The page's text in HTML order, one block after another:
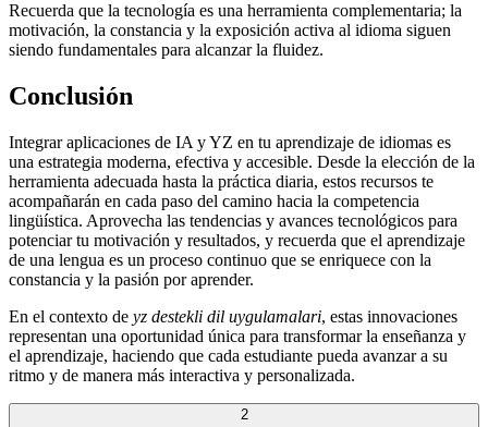
Recuerda que la tecnología es una herramienta complementaria; la
motivación, la constancia y la exposición activa al idioma siguen
siendo fundamentales para alcanzar la fluidez.
Conclusión
Integrar aplicaciones de IA y YZ en tu aprendizaje de idiomas es
una estrategia moderna, efectiva y accesible. Desde la elección de la
herramienta adecuada hasta la práctica diaria, estos recursos te
acompañarán en cada paso del camino hacia la competencia
lingüística. Aprovecha las tendencias y avances tecnológicos para
potenciar tu motivación y resultados, y recuerda que el aprendizaje
de una lengua es un proceso continuo que se enriquece con la
constancia y la pasión por aprender.
En el contexto de yz destekli dil uygulamalari, estas innovaciones
representan una oportunidad única para transformar la enseñanza y
el aprendizaje, haciendo que cada estudiante pueda avanzar a su
ritmo y de manera más interactiva y personalizada.
2